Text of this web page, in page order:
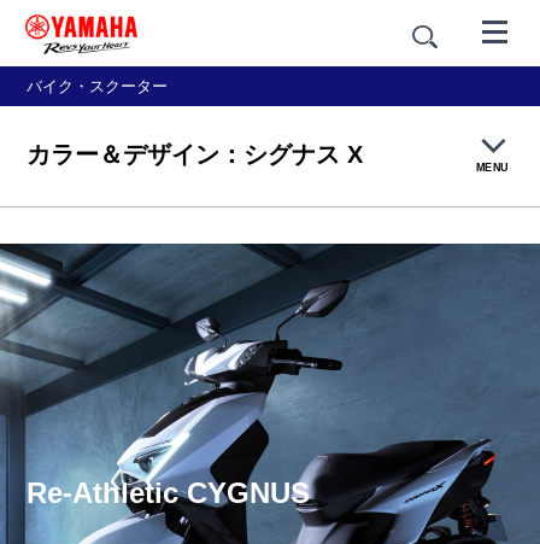
バイク・スクーター
カラー＆デザイン：シグナス X MENU
製品TOP
機能・装備
カラー＆デザイン
価格・仕様
アクセサリー＆ギア
Re-Athletic CYGNUS